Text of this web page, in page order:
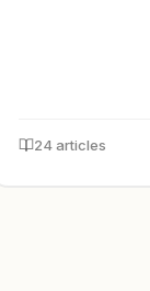
24 articles